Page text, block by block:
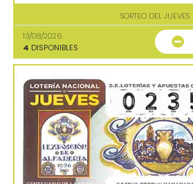
SORTEO DEL JUEVES
13/08/2026
4 DISPONIBLES